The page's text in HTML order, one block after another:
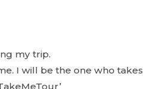
my trip.
I will be the one who takes